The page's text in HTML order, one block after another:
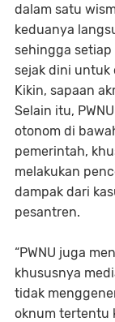
dalam satu
keduanya
sehingga
sejak dini untuk
Kikin, sapaan
Selain itu,
otonom di
pemerintah,
melakukan
dampak dari
pesantren.
“PWNU juga
khususnya
tidak
oknum tertentu